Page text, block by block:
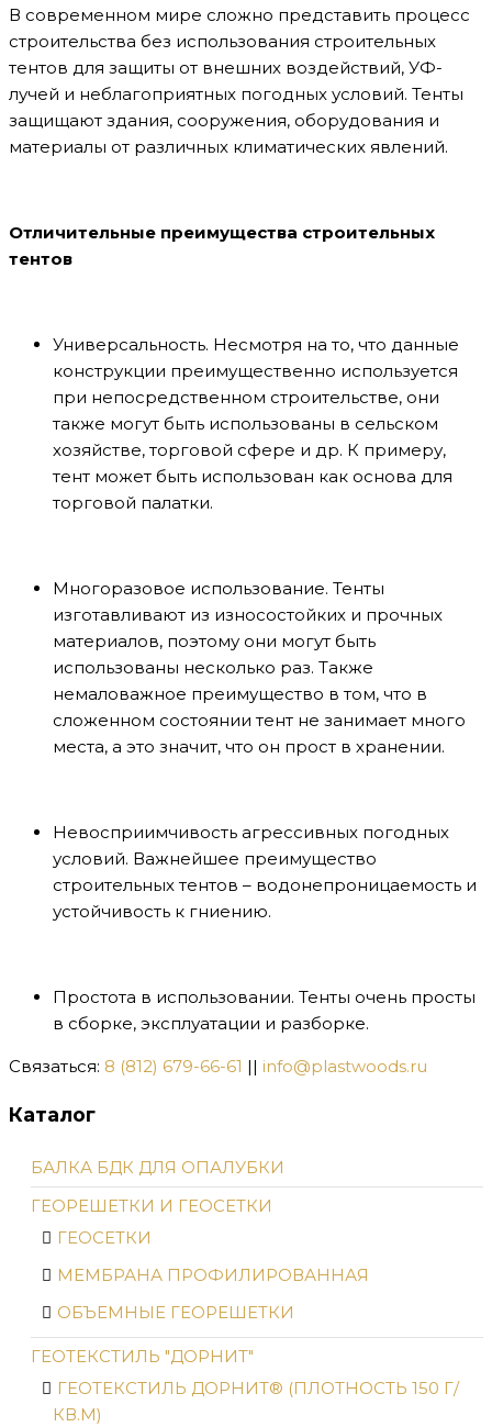
В современном мире сложно представить процесс
строительства без использования строительных
тентов для защиты от внешних воздействий, УФ-
лучей и неблагоприятных погодных условий. Тенты
защищают здания, сооружения, оборудования и
материалы от различных климатических явлений.
Отличительные преимущества строительных
тентов
Универсальность. Несмотря на то, что данные
конструкции преимущественно используется
при непосредственном строительстве, они
также могут быть использованы в сельском
хозяйстве, торговой сфере и др. К примеру,
тент может быть использован как основа для
торговой палатки.
Многоразовое использование. Тенты
изготавливают из износостойких и прочных
материалов, поэтому они могут быть
использованы несколько раз. Также
немаловажное преимущество в том, что в
сложенном состоянии тент не занимает много
места, а это значит, что он прост в хранении.
Невосприимчивость агрессивных погодных
условий. Важнейшее преимущество
строительных тентов – водонепроницаемость и
устойчивость к гниению.
Простота в использовании. Тенты очень просты
в сборке, эксплуатации и разборке.
Связаться: 8 (812) 679-66-61 || info@plastwoods.ru
Каталог
БАЛКА БДК ДЛЯ ОПАЛУБКИ
ГЕОРЕШЕТКИ И ГЕОСЕТКИ
ГЕОСЕТКИ
МЕМБРАНА ПРОФИЛИРОВАННАЯ
ОБЪЕМНЫЕ ГЕОРЕШЕТКИ
ГЕОТЕКСТИЛЬ "ДОРНИТ"
ГЕОТЕКСТИЛЬ ДОРНИТ® (ПЛОТНОСТЬ 150 Г/
КВ.М)